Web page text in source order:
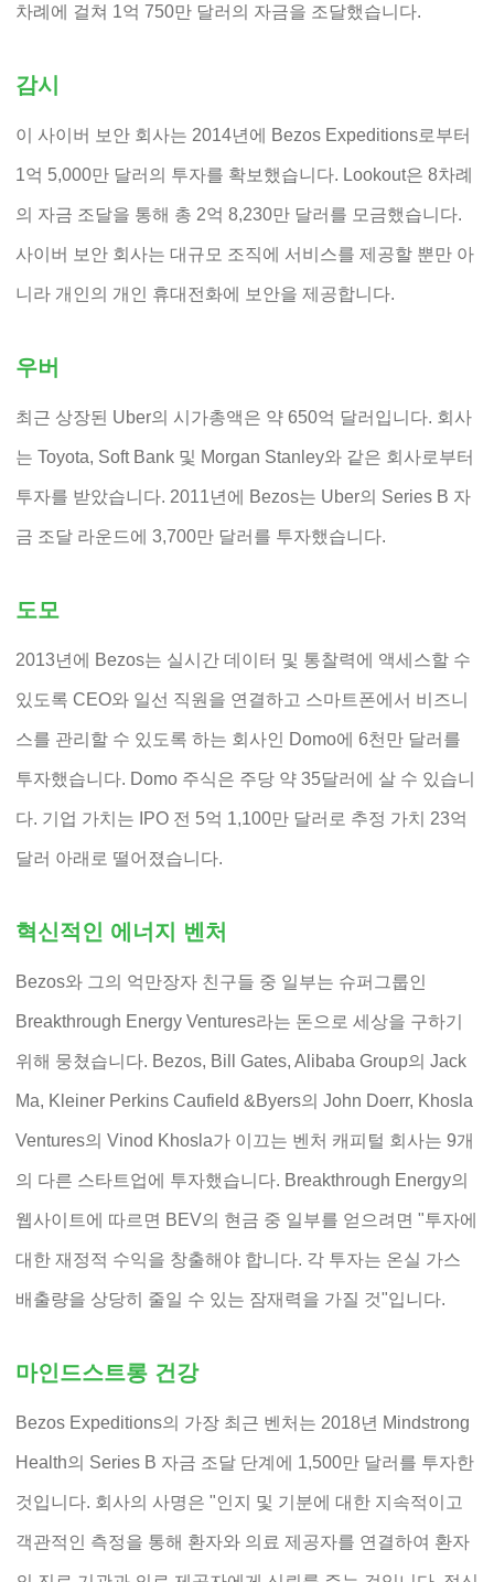
차례에 걸쳐 1억 750만 달러의 자금을 조달했습니다.
감시
이 사이버 보안 회사는 2014년에 Bezos Expeditions로부터
1억 5,000만 달러의 투자를 확보했습니다. Lookout은 8차례
의 자금 조달을 통해 총 2억 8,230만 달러를 모금했습니다.
사이버 보안 회사는 대규모 조직에 서비스를 제공할 뿐만 아
니라 개인의 개인 휴대전화에 보안을 제공합니다.
우버
최근 상장된 Uber의 시가총액은 약 650억 달러입니다. 회사
는 Toyota, Soft Bank 및 Morgan Stanley와 같은 회사로부터
투자를 받았습니다. 2011년에 Bezos는 Uber의 Series B 자
금 조달 라운드에 3,700만 달러를 투자했습니다.
도모
2013년에 Bezos는 실시간 데이터 및 통찰력에 액세스할 수
있도록 CEO와 일선 직원을 연결하고 스마트폰에서 비즈니
스를 관리할 수 있도록 하는 회사인 Domo에 6천만 달러를
투자했습니다. Domo 주식은 주당 약 35달러에 살 수 있습니
다. 기업 가치는 IPO 전 5억 1,100만 달러로 추정 가치 23억
달러 아래로 떨어졌습니다.
혁신적인 에너지 벤처
Bezos와 그의 억만장자 친구들 중 일부는 슈퍼그룹인
Breakthrough Energy Ventures라는 돈으로 세상을 구하기
위해 뭉쳤습니다. Bezos, Bill Gates, Alibaba Group의 Jack
Ma, Kleiner Perkins Caufield &Byers의 John Doerr, Khosla
Ventures의 Vinod Khosla가 이끄는 벤처 캐피털 회사는 9개
의 다른 스타트업에 투자했습니다. Breakthrough Energy의
웹사이트에 따르면 BEV의 현금 중 일부를 얻으려면 "투자에
대한 재정적 수익을 창출해야 합니다. 각 투자는 온실 가스
배출량을 상당히 줄일 수 있는 잠재력을 가질 것"입니다.
마인드스트롱 건강
Bezos Expeditions의 가장 최근 벤처는 2018년 Mindstrong
Health의 Series B 자금 조달 단계에 1,500만 달러를 투자한
것입니다. 회사의 사명은 "인지 및 기분에 대한 지속적이고
객관적인 측정을 통해 환자와 의료 제공자를 연결하여 환자